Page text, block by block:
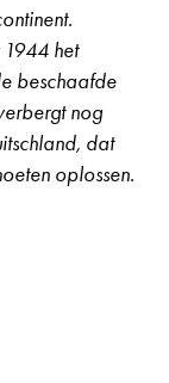
het
beschaafde
nog
dat
oplossen.